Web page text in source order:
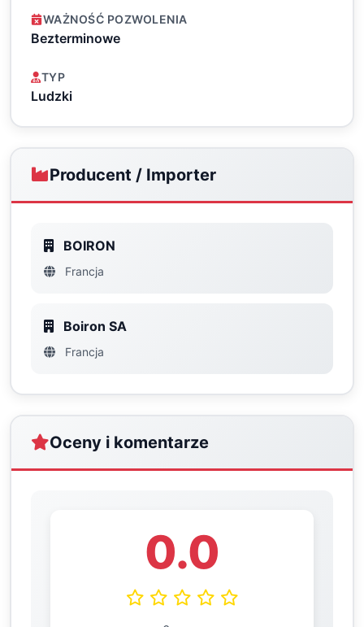
WAŻNOŚĆ POZWOLENIA
Bezterminowe
TYP
Ludzki
Producent / Importer
BOIRON
Francja
Boiron SA
Francja
Oceny i komentarze
0.0